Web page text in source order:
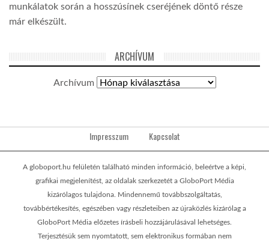
munkálatok során a hosszúsínek cseréjének döntő része
már elkészült.
ARCHÍVUM
Archívum
Impresszum Kapcsolat
A globoport.hu felületén található minden információ, beleértve a képi,
grafikai megjelenítést, az oldalak szerkezetét a GloboPort Média
kizárólagos tulajdona. Mindennemű továbbszolgáltatás,
továbbértékesítés, egészében vagy részleteiben az újraközlés kizárólag a
GloboPort Média előzetes írásbeli hozzájárulásával lehetséges.
Terjesztésük sem nyomtatott, sem elektronikus formában nem